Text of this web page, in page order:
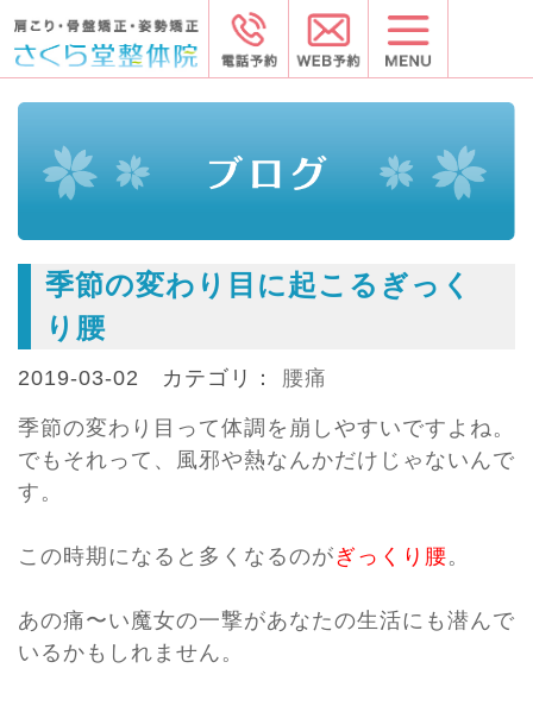
季節の変わり目に起こるぎっく
り腰
2019-03-02 カテゴリ： 腰痛
季節の変わり目って体調を崩しやすいですよね。
でもそれって、風邪や熱なんかだけじゃないんで
す。
この時期になると多くなるのが ぎっくり腰。
あの痛〜い魔女の一撃があなたの生活にも潜んで
いるかもしれません。